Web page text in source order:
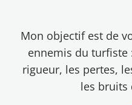
Mon objectif est de
ennemis du turfiste
rigueur, les pertes,
les bruits